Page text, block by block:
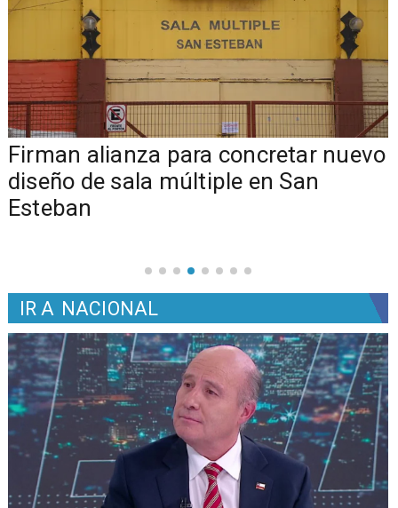
​​Firman alianza para concretar nuevo
diseño de sala múltiple en San
Esteban
IR A NACIONAL